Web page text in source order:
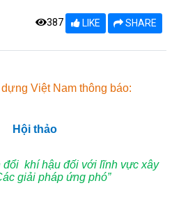
387 LIKE SHARE
Việt Nam thông báo:
Hội thảo
đổi khí hậu đối với lĩnh vực xây
giải pháp ứng phó”